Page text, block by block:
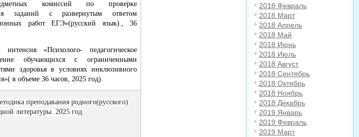
комиссий по проверке
заданий с развернутым ответом
работ ЕГЭ»(русский язык)., 36
«Психолого- педагогическое
обучающихся с ограниченными
здоровья в условиях инклюзивного
в объеме 36 часов, 2025 год).
преподавания родного(русского)
литературы. 2025 год
2018 Февраль
2018 Март
2018 Апрель
2018 Май
2018 Июнь
2018 Июль
2018 Август
2018 Сентябрь
2018 Октябрь
2018 Ноябрь
2018 Декабрь
2019 Январь
2019 Февраль
2019 Март